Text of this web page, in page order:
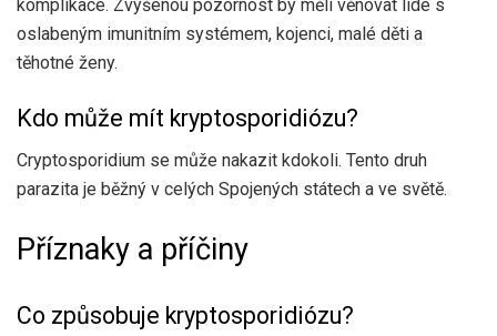
komplikace. Zvýšenou pozornost by měli věnovat lidé s
oslabeným imunitním systémem, kojenci, malé děti a
těhotné ženy.
Kdo může mít kryptosporidiózu?
Cryptosporidium se může nakazit kdokoli. Tento druh
parazita je běžný v celých Spojených státech a ve světě.
Příznaky a příčiny
Co způsobuje kryptosporidiózu?